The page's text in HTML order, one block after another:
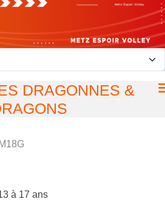
DRAGONNES &
M18G
à 17 ans